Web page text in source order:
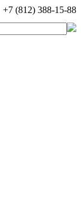
+7 (812) 388-15-88